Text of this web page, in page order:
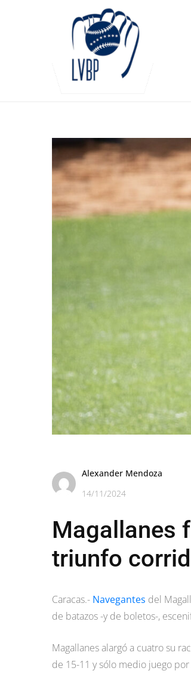
Alexander Mendoza
14/11/2024
Magallanes
triunfo
Caracas.- Navegantes del
de batazos -y de boletos-,
Magallanes alargó a cuatro su
de 15-11 y sólo medio juego